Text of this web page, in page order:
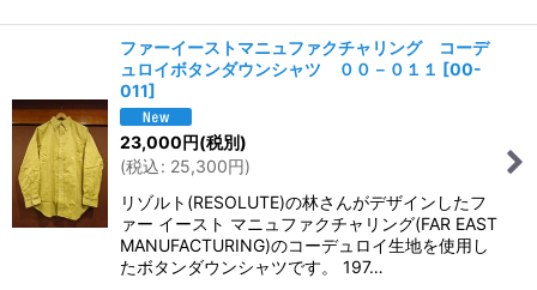
ファーイーストマニュファクチャリング コーデ
ュロイボタンダウンシャツ ００－０１１ [00-
011]
23,000円(税別)
(税込: 25,300円)
リゾルト(RESOLUTE)の林さんがデザインしたフ
ァー イースト マニュファクチャリング(FAR EAST
MANUFACTURING)のコーデュロイ生地を使用し
たボタンダウンシャツです。 197…